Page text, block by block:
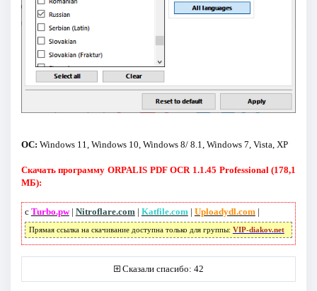
ОС: Windows 11, Windows 10, Windows 8/ 8.1, Windows 7, Vista, XP
Скачать программу ORPALIS PDF OCR 1.1.45 Professional (178,1
МБ):
с Turbo.pw| Nitroflare.com| Katfile.com| Uploadydl.com|
Прямая ссылка на скачивание доступна только для группы: VIP-diakov.net
Сказали спасибо: 42